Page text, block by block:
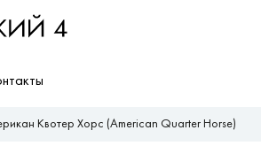
Квотер Хорс (American Quarter Horse)